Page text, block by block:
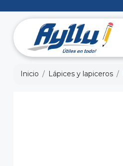
Inicio Lápices y lapiceros